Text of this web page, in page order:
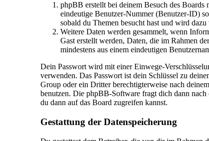
phpBB erstellt bei deinem Besuch des
eindeutige Benutzer-Nummer (Benutzer-ID)
sobald du Themen besucht hast und wird
Weitere Daten werden gesammelt, wenn
Gast erstellt werden, Daten, die im Rahmen
mindestens aus einem eindeutigen
Dein Passwort wird mit einer Einwege-
verwenden. Das Passwort ist dein Schlüssel zu
Group oder ein Dritter berechtigterweise nach
benutzen. Die phpBB-Software fragt dich dann nach
du dann auf das Board zugreifen kannst.
Gestattung der Datenspeicherung